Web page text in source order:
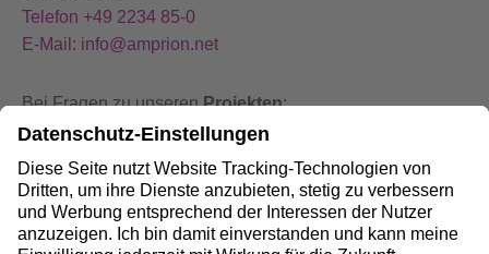
Telefon +49 2234 85-0
E-Mail: info@amprion.net
Bei Fragen zu unserenProjekten:
+49 800 584 9000
BeiStörungen an unseren Anlagen:
+49 800 490 4000